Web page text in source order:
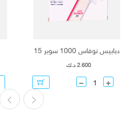
دبابيس نوفاس 1000 سوبر 15
2.600 د.ك